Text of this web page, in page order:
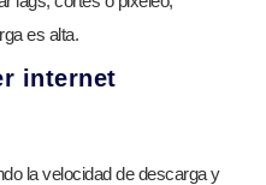
es alta.
internet
la velocidad de descarga y